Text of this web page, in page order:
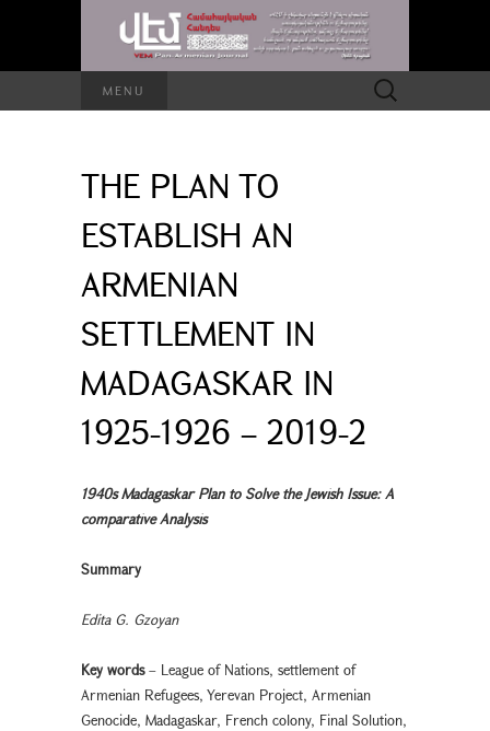
MENU
Search
for:
THE PLAN TO
ESTABLISH AN
ARMENIAN
SETTLEMENT IN
MADAGASKAR IN
1925-1926 – 2019-2
1940s Madagaskar Plan to Solve the Jewish Issue: A
comparative Analysis
Summary
Edita G. Gzoyan
Key words– League of Nations, settlement of
Armenian Refugees, Yerevan Project, Armenian
Genocide, Madagaskar, French colony, Final Solution,